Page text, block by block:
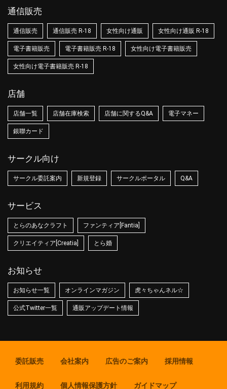
通信販売
通信販売 通信販売 R-18 女性向け通販 女性向け通販 R-18
電子書籍販売 電子書籍販売 R-18 女性向け電子書籍販売
女性向け電子書籍販売 R-18
店舗
店舗一覧 店舗在庫検索 店舗に関するQ&A 電子マネー
銀聯カード
サークル向け
サークル委託案内 新規登録 サークルポータル Q&A
サービス
とらのあなクラフト ファンティア[Fantia]
クリエイティア[Creatia] とら婚
お知らせ
お知らせ一覧 オンラインマガジン 虎々ちゃんネル☆
公式Twitter一覧 通販アップデート情報
委託販売 会社案内 広告のご案内 採用情報
利用規約 個人情報保護方針 ガイドマップ